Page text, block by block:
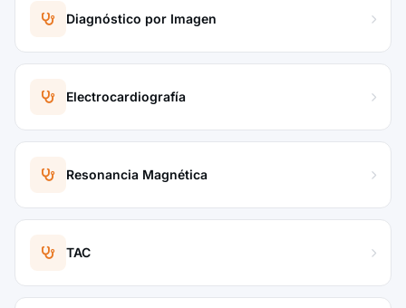
Diagnóstico por Imagen
Electrocardiografía
Resonancia Magnética
TAC